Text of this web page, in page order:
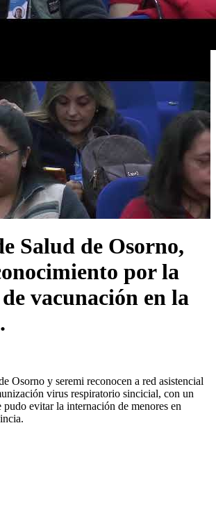
Salud de Osorno,
por la
vacunación en la
Osorno y seremi reconocen a red asistencial
virus respiratorio sincicial, con un
evitar la internación de menores en